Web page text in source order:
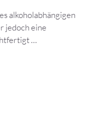
alkoholabhängigen
jedoch eine
…